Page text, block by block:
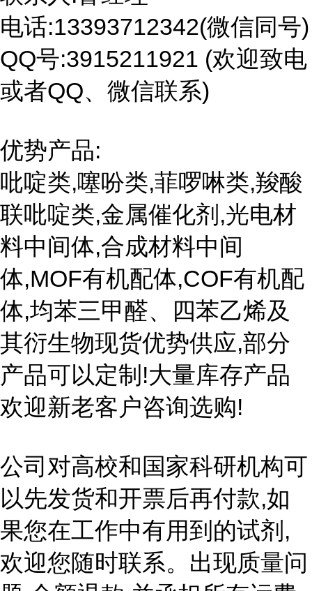
电话:13393712342(微信同号)
QQ号:3915211921 (欢迎致电
或者QQ、微信联系)
优势产品:
吡啶类,噻吩类,菲啰啉类,羧酸
联吡啶类,金属催化剂,光电材
料中间体,合成材料中间
体,MOF有机配体,COF有机配
体,均苯三甲醛、四苯乙烯及
其衍生物现货优势供应,部分
产品可以定制!大量库存产品
欢迎新老客户咨询选购!
公司对高校和国家科研机构可
以先发货和开票后再付款,如
果您在工作中有用到的试剂,
欢迎您随时联系。出现质量问